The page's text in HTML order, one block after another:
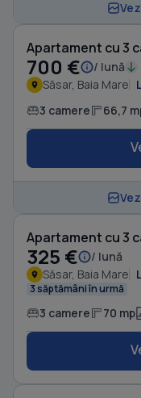
Apartament cu 3
700 € / lună
Săsar, Baia Mare
3 camere 66,7
Apartament cu 3
325 € / lună
Săsar, Baia Mare
3 săptămâni în urmă
3 camere 70 mp